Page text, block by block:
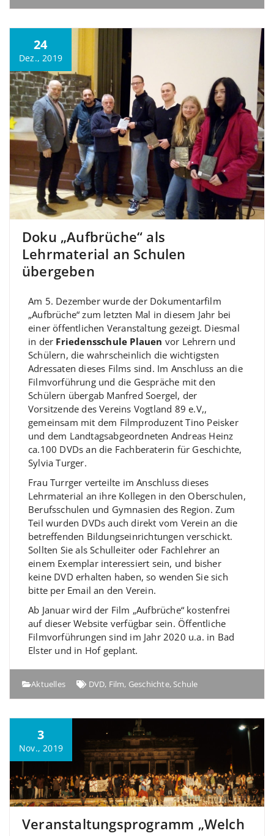
24
Dez., 2019
Doku „Aufbrüche“ als
Lehrmaterial an Schulen
übergeben
Am 5. Dezember wurde der Dokumentarfilm
„Aufbrüche“ zum letzten Mal in diesem Jahr bei
einer öffentlichen Veranstaltung gezeigt. Diesmal
in der Friedensschule Plauen vor Lehrern und
Schülern, die wahrscheinlich die wichtigsten
Adressaten dieses Films sind. Im Anschluss an die
Filmvorführung und die Gespräche mit den
Schülern übergab Manfred Soergel, der
Vorsitzende des Vereins Vogtland 89 e.V,,
gemeinsam mit dem Filmproduzent Tino Peisker
und dem Landtagsabgeordneten Andreas Heinz
ca.100 DVDs an die Fachberaterin für Geschichte,
Sylvia Turger.
Frau Turrger verteilte im Anschluss dieses
Lehrmaterial an ihre Kollegen in den Oberschulen,
Berufsschulen und Gymnasien des Region. Zum
Teil wurden DVDs auch direkt vom Verein an die
betreffenden Bildungseinrichtungen verschickt.
Sollten Sie als Schulleiter oder Fachlehrer an
einem Exemplar interessiert sein, und bisher
keine DVD erhalten haben, so wenden Sie sich
bitte per Email an den Verein.
Ab Januar wird der Film „Aufbrüche“ kostenfrei
auf dieser Website verfügbar sein. Öffentliche
Filmvorführungen sind im Jahr 2020 u.a. in Bad
Elster und in Hof geplant.
Aktuelles DVD, Film, Geschichte, Schule
3
Nov., 2019
Veranstaltungsprogramm „Welch